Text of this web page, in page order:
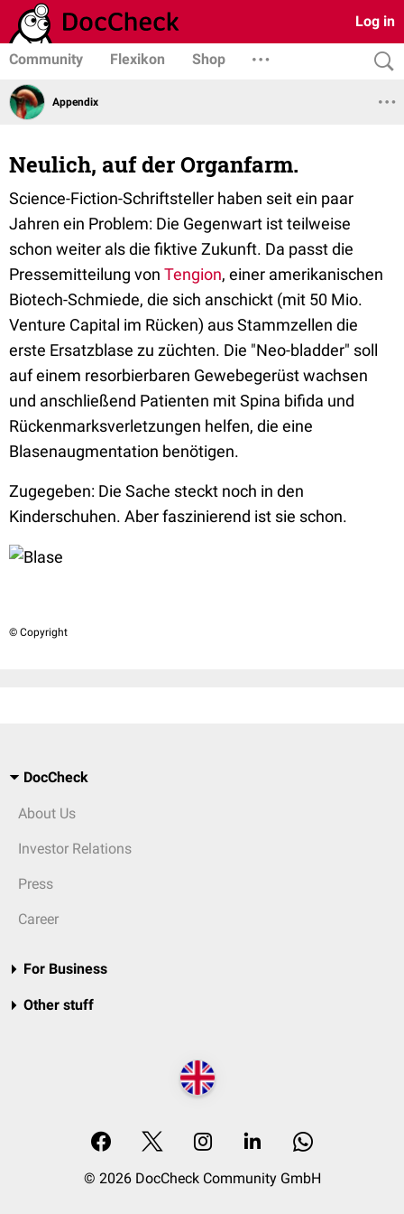
Log in
Community Flexikon Shop
Appendix
Neulich, auf der Organfarm.
Science-Fiction-Schriftsteller haben seit ein paar
Jahren ein Problem: Die Gegenwart ist teilweise
schon weiter als die fiktive Zukunft. Da passt die
Pressemitteilung von Tengion, einer amerikanischen
Biotech-Schmiede, die sich anschickt (mit 50 Mio.
Venture Capital im Rücken) aus Stammzellen die
erste Ersatzblase zu züchten. Die "Neo-bladder" soll
auf einem resorbierbaren Gewebegerüst wachsen
und anschließend Patienten mit Spina bifida und
Rückenmarksverletzungen helfen, die eine
Blasenaugmentation benötigen.
Zugegeben: Die Sache steckt noch in den
Kinderschuhen. Aber faszinierend ist sie schon.
© Copyright
DocCheck
About Us
Investor Relations
Press
Career
For Business
Other stuff
© 2026 DocCheck Community GmbH